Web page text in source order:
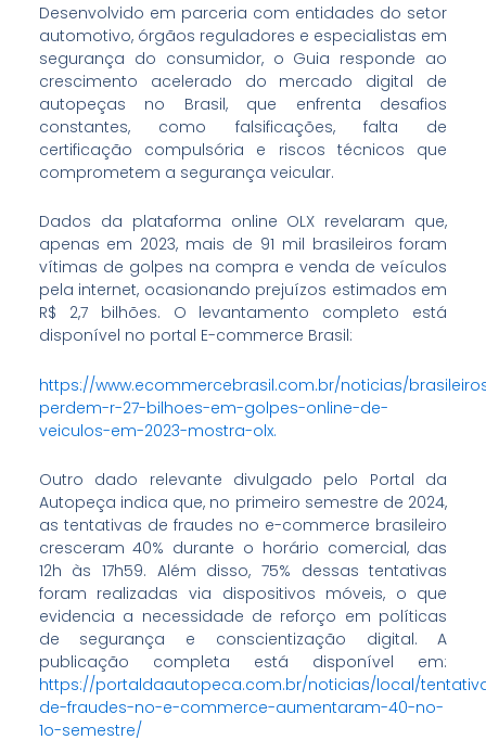
Desenvolvido em parceria com entidades do setor
automotivo, órgãos reguladores e especialistas em
segurança do consumidor, o Guia responde ao
crescimento acelerado do mercado digital de
autopeças no Brasil, que enfrenta desafios
constantes, como falsificações, falta de
certificação compulsória e riscos técnicos que
comprometem a segurança veicular.
Dados da plataforma online OLX revelaram que,
apenas em 2023, mais de 91 mil brasileiros foram
vítimas de golpes na compra e venda de veículos
pela internet, ocasionando prejuízos estimados em
R$ 2,7 bilhões. O levantamento completo está
disponível no portal E-commerce Brasil:
https://www.ecommercebrasil.com.br/noticias/
perdem-r-27-bilhoes-em-golpes-online-de-
veiculos-em-2023-mostra-olx.
Outro dado relevante divulgado pelo Portal da
Autopeça indica que, no primeiro semestre de 2024,
as tentativas de fraudes no e-commerce brasileiro
cresceram 40% durante o horário comercial, das
12h às 17h59. Além disso, 75% dessas tentativas
foram realizadas via dispositivos móveis, o que
evidencia a necessidade de reforço em políticas
de segurança e conscientização digital. A
publicação completa está disponível em:
https://portaldaautopeca.com.br/noticias/local/
de-fraudes-no-e-commerce-aumentaram-40-no-
1o-semestre/